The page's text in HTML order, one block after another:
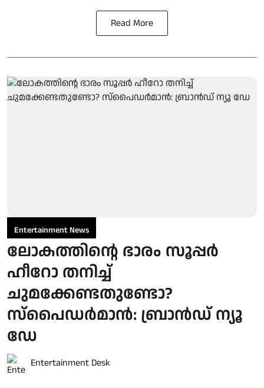
Read More
Entertainment News
ലോകത്തിന്റെ ഭാരം സൂപ്പർ
ഹീറോ തനിച്ച്
ചുമക്കേണ്ടതുണ്ടോ?
സ്പൈഡർമാൻ: ബ്രാൻഡ് ന്യൂ
ഡേ
Entertainment Desk